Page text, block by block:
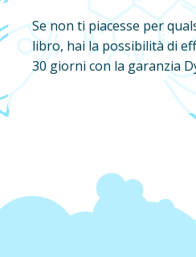
Se non ti piacesse per
libro, hai la possibilità di
30 giorni con la garanzia